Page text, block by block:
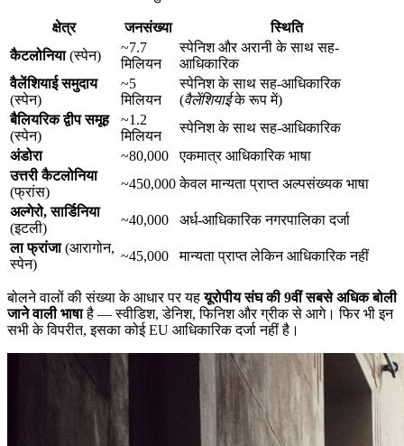
क्षेत्र जनसंख्या
स्थिति
कैटलोनिया(स्पेन)
~7.7
मिलियन
स्पेनिश और अरानी के साथ सह-
आधिकारिक
वैलेंशियाई समुदाय
(स्पेन)
~5
मिलियन
स्पेनिश के साथ सह-आधिकारिक
(वैलेंशियाईके रूप में)
बैलियरिक द्वीप समूह
(स्पेन)
~1.2
मिलियन
स्पेनिश के साथ सह-आधिकारिक
अंडोरा
~80,000
एकमात्र आधिकारिक भाषा
उत्तरी कैटलोनिया
(फ्रांस)
~450,000 केवल मान्यता प्राप्त अल्पसंख्यक भाषा
अल्गेरो, सार्डिनिया
(इटली)
~40,000
अर्ध-आधिकारिक नगरपालिका दर्जा
ला फ्रांजा(आरागोन,
स्पेन)
~45,000 मान्यता प्राप्त लेकिन आधिकारिक नहीं
बोलने वालों की संख्या के आधार पर यहयूरोपीय संघ की 9वीं सबसे अधिक बोली
जाने वाली भाषाहै — स्वीडिश, डेनिश, फिनिश और ग्रीक से आगे। फिर भी इन
सभी के विपरीत, इसका कोई EU आधिकारिक दर्जा नहीं है।